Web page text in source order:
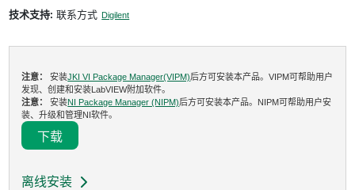
技术支持: 联系方式 Digilent
注意：安装JKI VI Package Manager(VIPM)后方可安装本产品。VIPM可帮助用户
发现、创建和安装LabVIEW附加软件。
注意：安装NI Package Manager (NIPM)后方可安装本产品。NIPM可帮助用户安
装、升级和管理NI软件。
下载
离线安装